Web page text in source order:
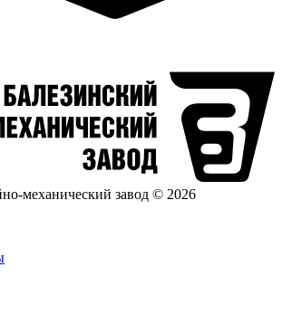
механический завод © 2026